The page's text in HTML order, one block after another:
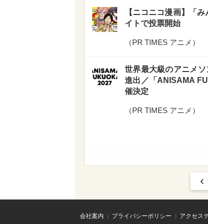
【ニコニコ漫画】「
イトで投票開始
（PR TIMES アニメ ）
世界最大級のアニメ
進出／「ANISAMA
催決定
（PR TIMES アニメ ）
会社案内 プライバシーポリシー アクセス